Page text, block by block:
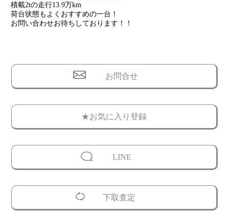
積載2tの走行13.9万km
荷台状態もよくおすすめの一台！
お問い合わせお待ちしております！！
お問合せ
★お気に入り登録
LINE
下取査定